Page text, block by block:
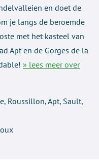
en doet de
je langs de beroemde
met het kasteel van
Apt en de Gorges de la
» lees meer over
Roussillon, Apt, Sault,